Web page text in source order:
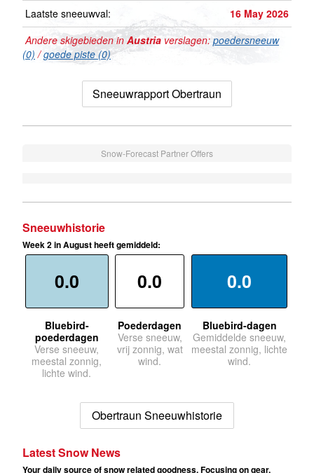
Laatste sneeuwval:
16 May 2026
Andere skigebieden inAustria verslagen: poedersneeuw
(0) /goede piste (0)
Sneeuwrapport Obertraun
Snow-Forecast Partner Offers
Sneeuwhistorie
Week 2 in August heeft gemiddeld:
0.0
Bluebird-
poederdagen
Verse sneeuw,
meestal zonnig,
lichte wind.
0.0
Poederdagen
Verse sneeuw,
vrij zonnig, wat
wind.
0.0
Bluebird-dagen
Gemiddelde sneeuw,
meestal zonnig, lichte
wind.
Obertraun Sneeuwhistorie